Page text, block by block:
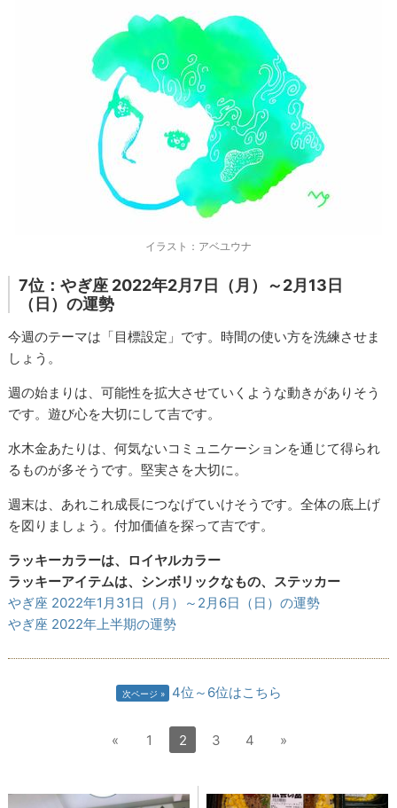
イラスト：アベユウナ
7位：やぎ座 2022年2月7日（月）～2月13日
（日）の運勢
今週のテーマは「目標設定」です。時間の使い方を洗練させま
しょう。
週の始まりは、可能性を拡大させていくような動きがありそう
です。遊び心を大切にして吉です。
水木金あたりは、何気ないコミュニケーションを通じて得られ
るものが多そうです。堅実さを大切に。
週末は、あれこれ成長につなげていけそうです。全体の底上げ
を図りましょう。付加価値を探って吉です。
ラッキーカラーは、ロイヤルカラー
ラッキーアイテムは、シンボリックなもの、ステッカー
やぎ座 2022年1月31日（月）～2月6日（日）の運勢
やぎ座 2022年上半期の運勢
次ページ 4位～6位はこちら
« 1 2 3 4 »